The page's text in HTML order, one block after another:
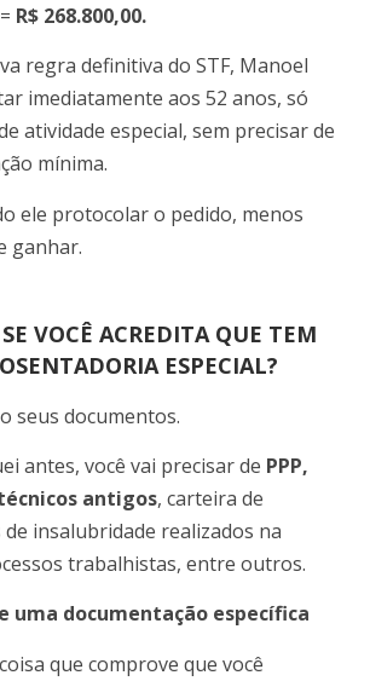
R$ 268.800,00.
regra definitiva do STF, Manoel
imediatamente aos 52 anos, só
atividade especial, sem precisar de
mínima.
ele protocolar o pedido, menos
ganhar.
VOCÊ ACREDITA QUE TEM
ESPECIAL?
seus documentos.
antes, você vai precisar de PPP,
antigos, carteira de
insalubridade realizados na
trabalhistas, entre outros.
uma documentação específica
que comprove que você